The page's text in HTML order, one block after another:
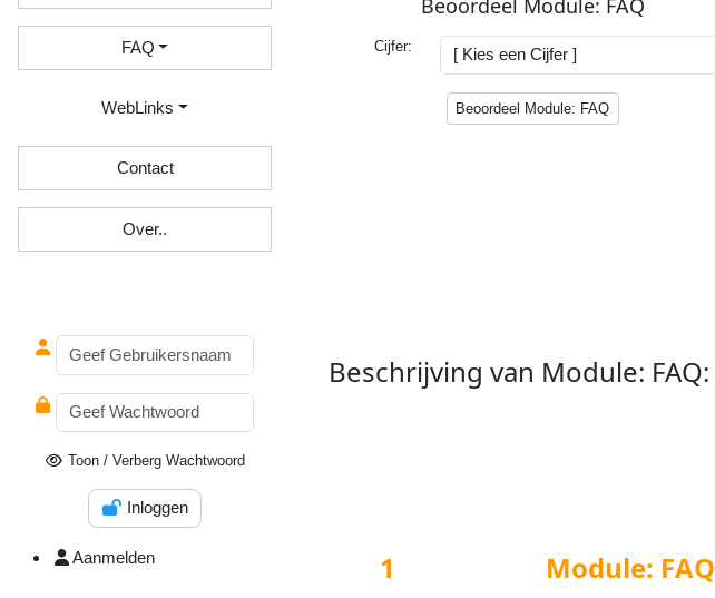
FAQ
WebLinks
Contact
Over..
Toon / Verberg Wachtwoord
Inloggen
Aanmelden
Beoordeel Module: FAQ
Cijfer:
Beoordeel Module: FAQ
Beschrijving van Module: FAQ:
1 Module: FAQ